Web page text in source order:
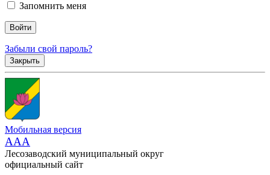
Запомнить меня
Забыли свой пароль?
Закрыть
Мобильная версия
AAA
Лесозаводский муниципальный округ
официальный сайт